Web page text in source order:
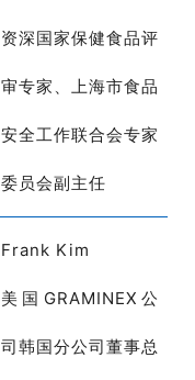
资深国家保健食品评
审专家、上海市食品
安全工作联合会专家
委员会副主任
Frank Kim
美国GRAMINEX公
司韩国分公司董事总